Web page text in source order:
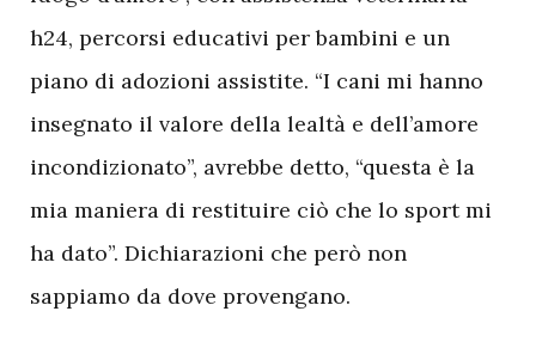
h24, percorsi educativi per bambini e un
piano di adozioni assistite. “I cani mi hanno
insegnato il valore della lealtà e dell’amore
incondizionato”, avrebbe detto, “questa è la
mia maniera di restituire ciò che lo sport mi
ha dato”. Dichiarazioni che però non
sappiamo da dove provengano.